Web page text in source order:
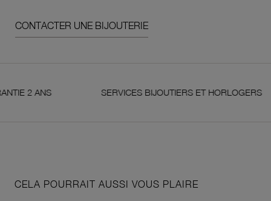
CONTACTER UNE BIJOUTERIE
ANS SERVICES BIJOUTIERS ET HORLOGERS
CELA POURRAIT AUSSI VOUS PLAIRE